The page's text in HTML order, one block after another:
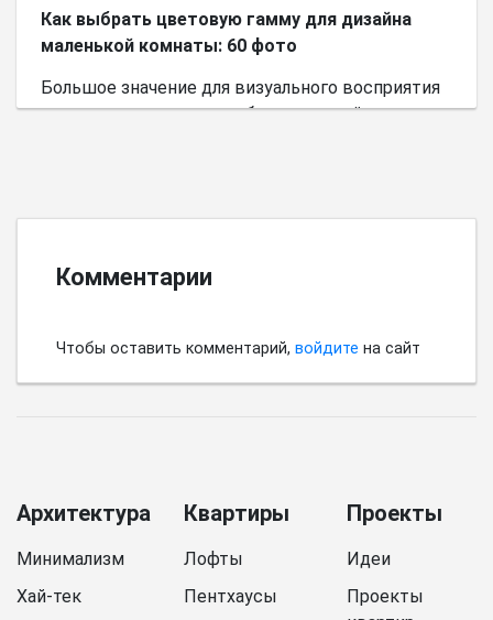
Как выбрать цветовую гамму для дизайна
маленькой комнаты: 60 фото
Большое значение для визуального восприятия
пространства имеет выбор цветовой палитры.
Комментарии
Чтобы оставить комментарий, войдите на сайт
Архитектура
Минимализм
Хай-тек
Квартиры
Лофты
Пентхаусы
Проекты
Идеи
Проекты